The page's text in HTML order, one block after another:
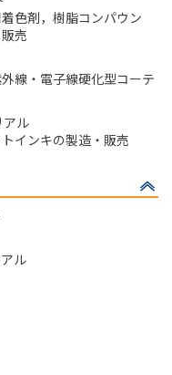
色剤，樹脂コンパウン
売
線・電子線硬化型コーテ
アル
インキの製造・販売
ル